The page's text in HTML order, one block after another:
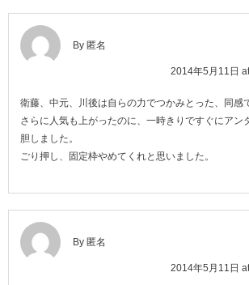
By 匿名
2014年5月11日
衛藤、中元、川後は自らの力でつかみとった、同感
さらに人気も上がったのに、一時きりですぐにアン
胆しました。
ごり押し、固定枠やめてくれと思いました。
By 匿名
2014年5月11日